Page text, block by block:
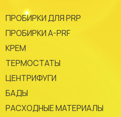
ПРОБИРКИ ДЛЯ PRP
ПРОБИРКИ A-PRF
КРЕМ
ТЕРМОСТАТЫ
ЦЕНТРИФУГИ
БАДЫ
РАСХОДНЫЕ МАТЕРИАЛЫ